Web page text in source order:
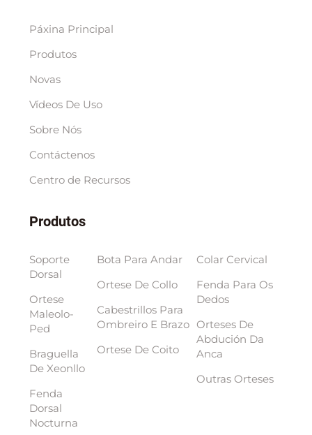
Páxina Principal
Produtos
Novas
Vídeos De Uso
Sobre Nós
Contáctenos
Centro de Recursos
Produtos
Soporte
Dorsal
Ortese
Maleolo-
Ped
Braguella
De Xeonllo
Fenda
Dorsal
Nocturna
Bota Para Andar
Ortese De Collo
Cabestrillos Para
Ombreiro E Brazo
Ortese De Coito
Colar Cervical
Fenda Para Os
Dedos
Orteses De
Abdución Da
Anca
Outras Orteses